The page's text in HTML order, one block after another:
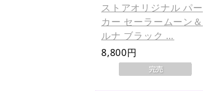
ストアオリジナル パー
カー セーラームーン＆
ルナ ブラック …
8,800円